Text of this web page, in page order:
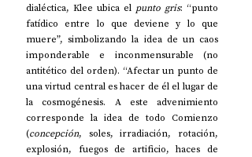
dialéctica, Klee ubica el punto gris: “punto
fatídico entre lo que deviene y lo que
muere”, simbolizando la idea de un caos
imponderable e inconmensurable (no
antitético del orden). “Afectar un punto de
una virtud central es hacer de él el lugar de
la cosmogénesis. A este advenimiento
corresponde la idea de todo Comienzo
(concepción, soles, irradiación, rotación,
explosión, fuegos de artificio, haces de